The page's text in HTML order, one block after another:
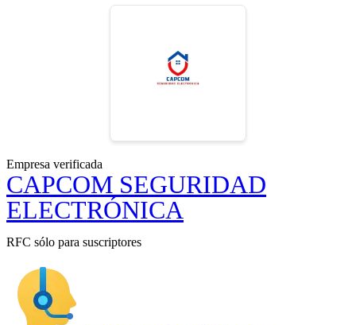
Empresa verificada
CAPCOM SEGURIDAD
ELECTRÓNICA
RFC sólo para suscriptores